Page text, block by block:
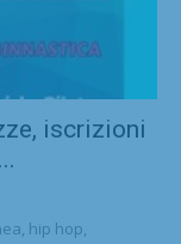
iscrizioni
hip hop,